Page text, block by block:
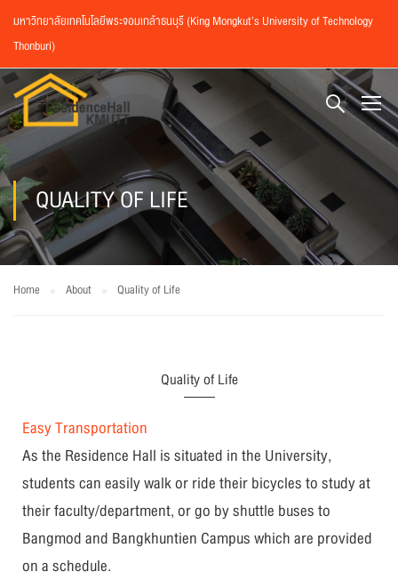
มหาวิทยาลัยเทคโนโลยีพระจอมเกล้าธนบุรี (King Mongkut’s University of Technology
Thonburi)
QUALITY OF LIFE
Home About Quality of Life
Quality of Life
Easy Transportation
As the Residence Hall is situated in the University,
students can easily walk or ride their bicycles to study at
their faculty/department, or go by shuttle buses to
Bangmod and Bangkhuntien Campus which are provided
on a schedule.